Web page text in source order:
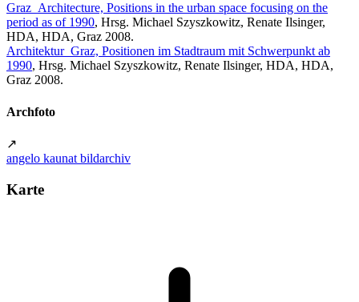
Graz_Architecture, Positions in the urban space focusing on the
period as of 1990, Hrsg. Michael Szyszkowitz, Renate Ilsinger,
HDA, HDA, Graz 2008.
Architektur_Graz, Positionen im Stadtraum mit Schwerpunkt ab
1990, Hrsg. Michael Szyszkowitz, Renate Ilsinger, HDA, HDA,
Graz 2008.
Archfoto
↗
angelo kaunat bildarchiv
Karte